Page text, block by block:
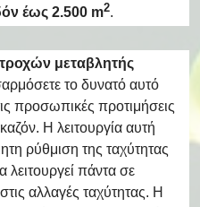
έως 2.500 m2.
μεταβλητής
το δυνατό αυτό
προσωπικές προτιμήσεις
Η λειτουργία αυτή
ρύθμιση της ταχύτητας
λειτουργεί πάντα σε
αλλαγές ταχύτητας. Η